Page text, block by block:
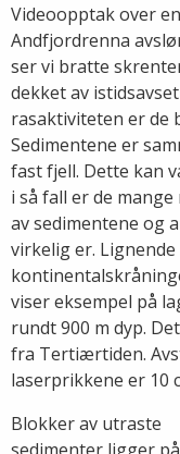
Videoopptak over
Andfjordrenna
ser vi bratte
dekket av
rasaktiviteten er de
Sedimentene er
fast fjell. Dette kan
i så fall er de
av sedimentene og
virkelig er.
viser eksempel på
rundt 900 m dyp.
fra Tertiærtiden.
laserprikkene er 10
Blokker av utraste